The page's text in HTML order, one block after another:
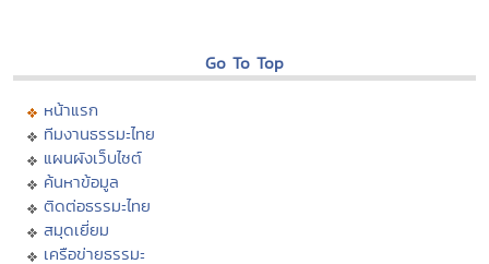
Go To Top
หน้าแรก
ทีมงานธรรมะไทย
แผนผังเว็บไซต์
ค้นหาข้อมูล
ติดต่อธรรมะไทย
สมุดเยี่ยม
เครือข่ายธรรมะ